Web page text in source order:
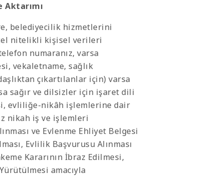
belediyecilik hizmetlerini
nitelikli kişisel verileri
numaranız, varsa
vekaletname, sağlık
çıkartılanlar için) varsa
sağır ve dilsizler için işaret dili
evliliğe-nikâh işlemlerine dair
nikah iş ve işlemleri
ve Evlenme Ehliyet Belgesi
Evlilik Başvurusu Alınması
Kararının İbraz Edilmesi,
amacıyla